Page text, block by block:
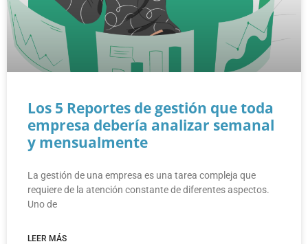
Los 5 Reportes de gestión que toda
empresa debería analizar semanal
y mensualmente
La gestión de una empresa es una tarea compleja que
requiere de la atención constante de diferentes aspectos.
Uno de
LEER MÁS